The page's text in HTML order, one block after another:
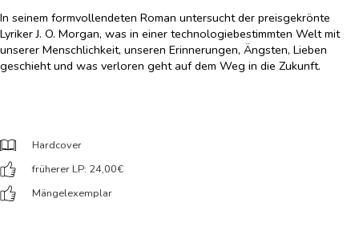
In seinem formvollendeten Roman untersucht der preisgekrönte
Lyriker J. O. Morgan, was in einer technologiebestimmten Welt mit
unserer Menschlichkeit, unseren Erinnerungen, Ängsten, Lieben
geschieht und was verloren geht auf dem Weg in die Zukunft.
Hardcover
früherer LP: 24,00€
Mängelexemplar